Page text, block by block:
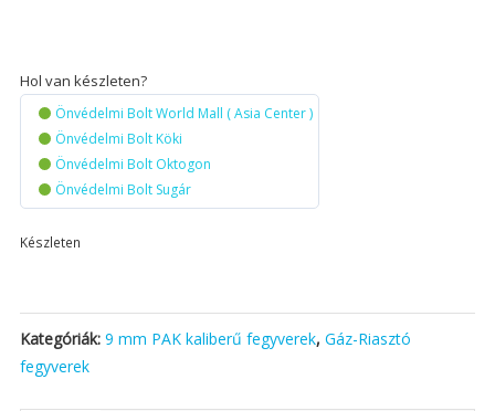
Hol van készleten?
Önvédelmi Bolt World Mall ( Asia Center )
Önvédelmi Bolt Köki
Önvédelmi Bolt Oktogon
Önvédelmi Bolt Sugár
Készleten
Kategóriák: 9 mm PAK kaliberű fegyverek, Gáz-Riasztó
fegyverek